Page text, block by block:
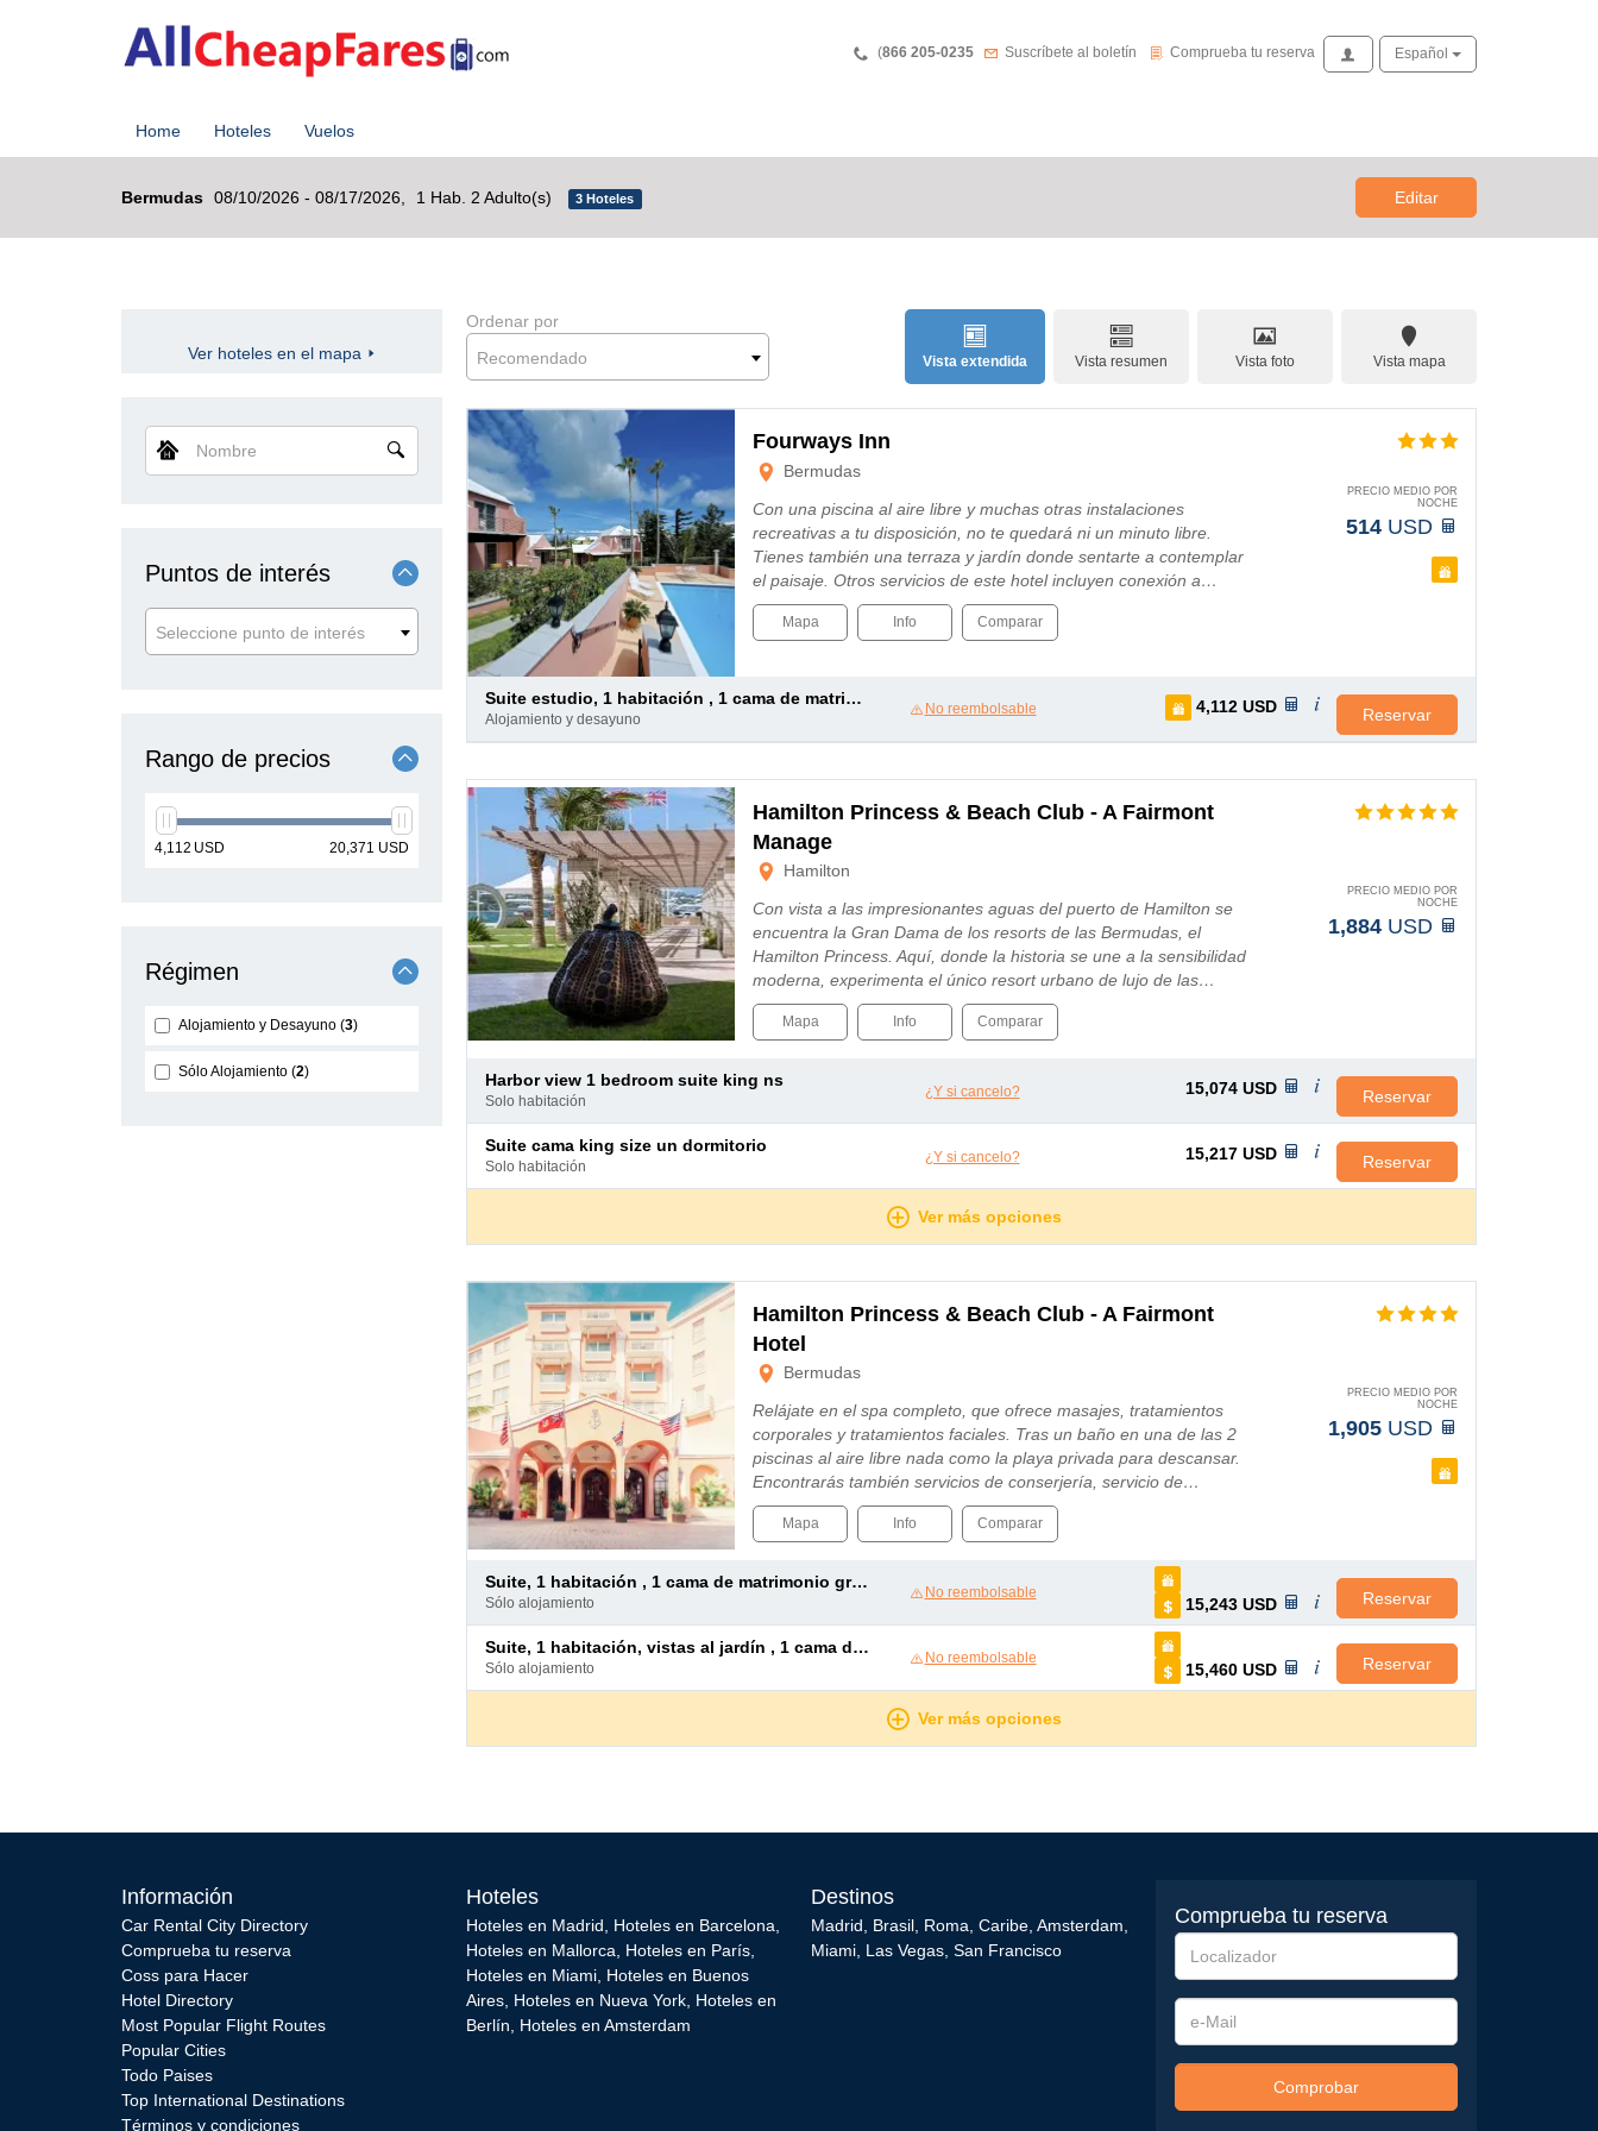
Phone
(866 205-0235 Boletín de novedades
Suscríbete al boletín Comprueba tu reserva
Comprueba tu reserva AccesoEspañol
Home Hoteles Vuelos
Bermudas 08/10/2026 - 08/17/2026, 1 Hab. 2 Adulto(s) 3 Hoteles Editar
Ver hoteles en el mapa
Nombre
Puntos de interés
Seleccione punto de interés
Rango de precios
min
4,112 USD
max
20,371 USD
Régimen
Alojamiento y Desayuno 3
Sólo Alojamiento 2
Vista extendida Vista resumen Vista foto Vista mapa
Ordenar por
Recomendado
Fourways Inn
Bermudas
Con una piscina al aire libre y muchas otras instalaciones
recreativas a tu disposición, no te quedará ni un minuto libre.
Tienes también una terraza y jardín donde sentarte a contemplar
el paisaje. Otros servicios de este hotel incluyen conexión a…
PRECIO MEDIO POR
NOCHE
514 USD
Mapa Info Comparar
suite estudio, 1 habitación , 1 cama de matrimonio grande y 1 sofá cama doble
alojamiento y desayuno
No reembolsable 4,112 USD Reservar
Hamilton Princess & Beach Club - A Fairmont
Manage
Hamilton
Con vista a las impresionantes aguas del puerto de Hamilton se
encuentra la Gran Dama de los resorts de las Bermudas, el
Hamilton Princess. Aquí, donde la historia se une a la sensibilidad
moderna, experimenta el único resort urbano de lujo de las…
PRECIO MEDIO POR
NOCHE
1,884 USD
Mapa Info Comparar
harbor view 1 bedroom suite king ns
solo habitación
¿Y si cancelo? 15,074 USD Reservar
suite cama king size un dormitorio
solo habitación
¿Y si cancelo? 15,217 USD Reservar
Ver más opciones
Hamilton Princess & Beach Club - A Fairmont
Hotel
Bermudas
Relájate en el spa completo, que ofrece masajes, tratamientos
corporales y tratamientos faciales. Tras un baño en una de las 2
piscinas al aire libre nada como la playa privada para descansar.
Encontrarás también servicios de conserjería, servicio de…
PRECIO MEDIO POR
NOCHE
1,905 USD
Mapa Info Comparar
suite, 1 habitación , 1 cama de matrimonio grande y 1 sofá cama doble
sólo alojamiento
No reembolsable
15,243 USD Reservar
suite, 1 habitación, vistas al jardín , 1 cama de matrimonio grande y 1 sofá cama doble
sólo alojamiento
No reembolsable
15,460 USD Reservar
Ver más opciones
Información
Car Rental City Directory
Comprueba tu reserva
Coss para Hacer
Hotel Directory
Most Popular Flight Routes
Popular Cities
Todo Paises
Top International Destinations
Términos y condiciones
Hoteles
Hoteles en Madrid Hoteles en Barcelona
Hoteles en Mallorca
Hoteles en París
Hoteles en Miami Hoteles en Buenos
Aires Hoteles en Nueva York Hoteles en
Berlín
Hoteles en Amsterdam
Destinos
Madrid Brasil Roma Caribe Amsterdam
Miami Las Vegas San Francisco
Comprueba tu reserva
Localizador
e-
Mail
Comprobar